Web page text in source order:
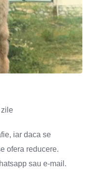
zile
iar daca se
ofera reducere.
sau e-mail.